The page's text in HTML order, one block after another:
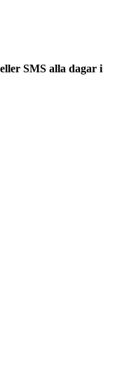
SMS alla dagar i